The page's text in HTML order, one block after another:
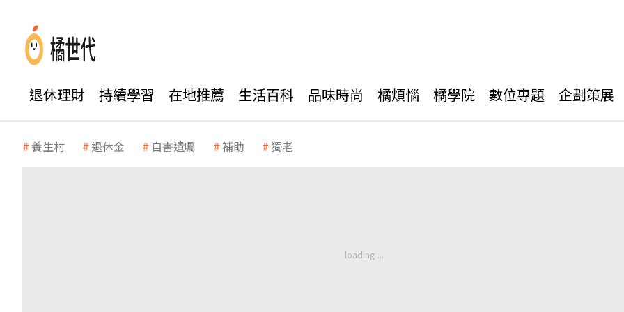
退休理財 持續學習 在地推薦 生活百科 品味時尚 橘煩惱 橘學院 數位專題 企劃策展
養生村 退休金 自書遺囑 補助 獨老